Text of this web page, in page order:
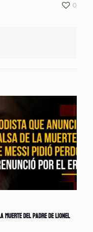
0
del padre de Lionel